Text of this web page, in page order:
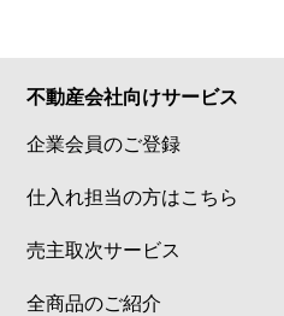
不動産会社向けサービス
企業会員のご登録
仕入れ担当の方はこちら
売主取次サービス
全商品のご紹介